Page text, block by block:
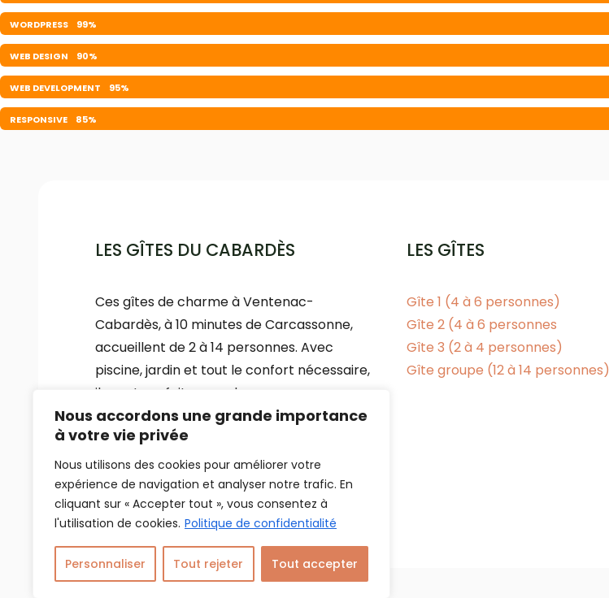
Nous accordons une grande importance
à votre vie privée
Nous utilisons des cookies pour améliorer votre
expérience de navigation et analyser notre trafic. En
cliquant sur « Accepter tout », vous consentez à
l'utilisation de cookies. Politique de confidentialité
Personnaliser Tout rejeter Tout accepter
WORDPRESS 99%
WEB DESIGN 90%
WEB DEVELOPMENT 95%
RESPONSIVE 85%
LES GÎTES DU CABARDÈS
Ces gîtes de charme à Ventenac-
Cabardès, à 10 minutes de Carcassonne,
accueillent de 2 à 14 personnes. Avec
piscine, jardin et tout le confort nécessaire,
ils sont parfaits pour des vacances en
famille, entre amis ou en groupe au cœur
du Cabardès.
LES GÎTES
Gîte 1 (4 à 6 personnes)
Gîte 2 (4 à 6 personnes
Gîte 3 (2 à 4 personnes)
Gîte groupe (12 à 14 personnes)